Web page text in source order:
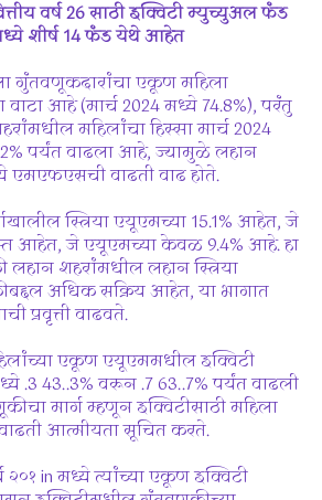
वर्ष 26 साठी इक्विटी म्युच्युअल फंड
शीर्ष 14 फंड येथे आहेत
गुंतवणूकदारांचा एकूण महिला
आहे (मार्च 2024 मध्ये 74.8%), परंतु
महिलांचा हिस्सा मार्च 2024
पर्यंत वाढला आहे, ज्यामुळे लहान
एमएफएसची वाढती वाढ होते.
स्त्रिया एयूएमच्या 15.1% आहेत, जे
आहेत, जे एयूएमच्या केवळ 9.4% आहे. हा
शहरांमधील लहान स्त्रिया
अधिक सक्रिय आहेत, या भागात
प्रवृत्ती वाढवते.
एकूण एयूएममधील इक्विटी
.3 43..3% वरून .7 63..7% पर्यंत वाढली
मार्ग म्हणून इक्विटीसाठी महिला
आत्मीयता सूचित करते.
२०१ in मध्ये त्यांच्या एकूण इक्विटी